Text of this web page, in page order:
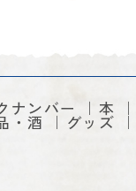
ナンバー 本
・酒 グッズ